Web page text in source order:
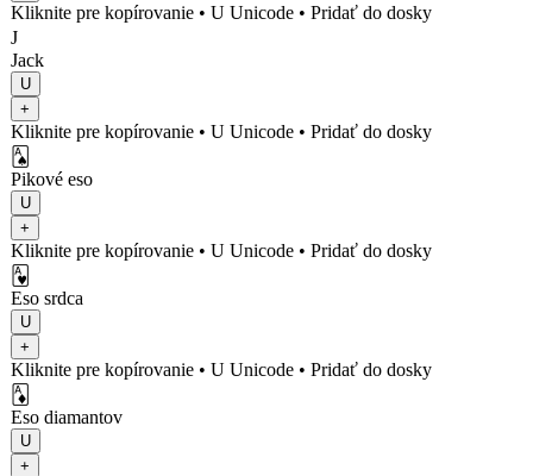
Kliknite pre kopírovanie • U Unicode • Pridať do dosky
J
Jack
U
+
Kliknite pre kopírovanie • U Unicode • Pridať do dosky
🂡
Pikové eso
U
+
Kliknite pre kopírovanie • U Unicode • Pridať do dosky
🂱
Eso srdca
U
+
Kliknite pre kopírovanie • U Unicode • Pridať do dosky
🃁
Eso diamantov
U
+